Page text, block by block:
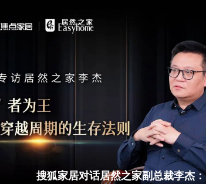
搜狐家居对话居然之家副总裁李杰：